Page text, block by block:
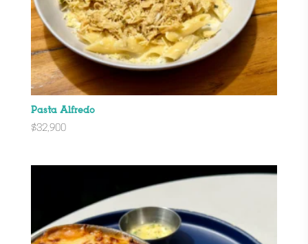
Pasta Alfredo
$32,900